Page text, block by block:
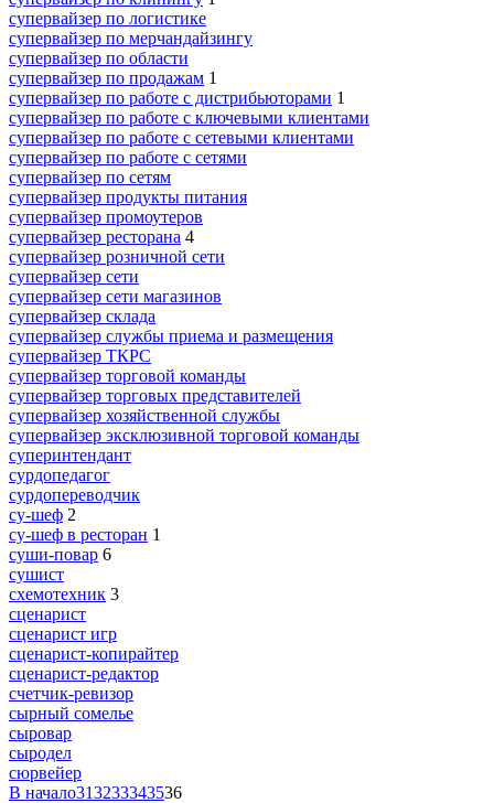
супервайзер по логистике
супервайзер по мерчандайзингу
супервайзер по области
супервайзер по продажам 1
супервайзер по работе с дистрибьюторами 1
супервайзер по работе с ключевыми клиентами
супервайзер по работе с сетевыми клиентами
супервайзер по работе с сетями
супервайзер по сетям
супервайзер продукты питания
супервайзер промоутеров
супервайзер ресторана 4
супервайзер розничной сети
супервайзер сети
супервайзер сети магазинов
супервайзер склада
супервайзер службы приема и размещения
супервайзер ТКРС
супервайзер торговой команды
супервайзер торговых представителей
супервайзер хозяйственной службы
супервайзер эксклюзивной торговой команды
суперинтендант
сурдопедагог
сурдопереводчик
су-шеф 2
су-шеф в ресторан 1
суши-повар 6
сушист
схемотехник 3
сценарист
сценарист игр
сценарист-копирайтер
сценарист-редактор
счетчик-ревизор
сырный сомелье
сыровар
сыродел
сюрвейер
В начало313233343536